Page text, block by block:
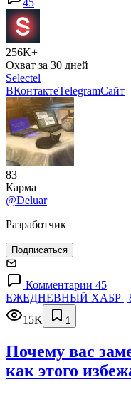
45
256K+
Охват за 30 дней
Selectel
ВКонтактеTelegramСайт
83
Карма
@Deluar
Разработчик
Подписаться
Комментарии 45
ЕЖЕДНЕВНЫЙ ХАБР |
15K
1
Почему вас
как этого